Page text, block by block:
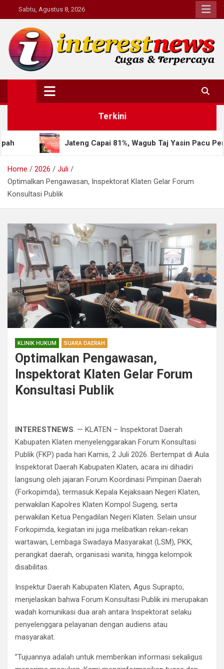
to
content
Sabtu, Agustus 8, 2026
Interestnews.or.id
Terkini
Capai 81%, Wagub Taj Yasin Pacu Percepatan Sensus
Home 2026
Juli
Optimalkan Pengawasan, Inspektorat Klaten Gelar Forum
Konsultasi Publik
KLINIK HUKUM SUARA DAERAH
Optimalkan Pengawasan,
Inspektorat Klaten Gelar Forum
Konsultasi Publik
INTERESTNEWS. — ​KLATEN – Inspektorat Daerah
Kabupaten Klaten menyelenggarakan Forum Konsultasi
Publik (FKP) pada hari Kamis, 2 Juli 2026. Bertempat di Aula
Inspektorat Daerah Kabupaten Klaten, acara ini dihadiri
langsung oleh jajaran Forum Koordinasi Pimpinan Daerah
(Forkopimda), termasuk Kepala Kejaksaan Negeri Klaten,
perwakilan Kapolres Klaten Kompol Sugeng, serta
perwakilan Ketua Pengadilan Negeri Klaten. Selain unsur
Forkopimda, kegiatan ini juga melibatkan rekan-rekan
wartawan, Lembaga Swadaya Masyarakat (LSM), PKK,
perangkat daerah, organisasi wanita, hingga kelompok
disabilitas.
​Inspektur Daerah Kabupaten Klaten, Agus Suprapto,
menjelaskan bahwa Forum Konsultasi Publik ini merupakan
wadah komunikasi dua arah antara Inspektorat selaku
penyelenggara pelayanan dengan audiens atau
masyarakat.
​”Tujuannya adalah untuk memberikan informasi sekaligus